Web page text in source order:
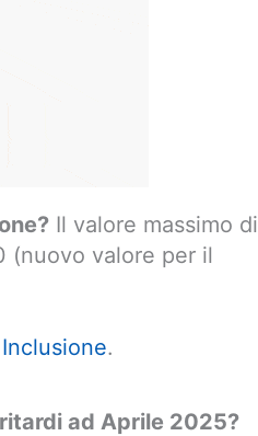
Il valore massimo di
(nuovo valore per il
Inclusione.
ad Aprile 2025?